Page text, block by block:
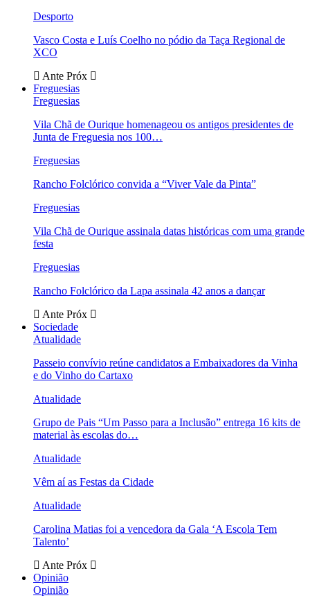
Desporto
Vasco Costa e Luís Coelho no pódio da Taça Regional de
XCO
Ante Próx
Freguesias
Freguesias
Vila Chã de Ourique homenageou os antigos presidentes de
Junta de Freguesia nos 100…
Freguesias
Rancho Folclórico convida a “Viver Vale da Pinta”
Freguesias
Vila Chã de Ourique assinala datas históricas com uma grande
festa
Freguesias
Rancho Folclórico da Lapa assinala 42 anos a dançar
Ante Próx
Sociedade
Atualidade
Passeio convívio reúne candidatos a Embaixadores da Vinha
e do Vinho do Cartaxo
Atualidade
Grupo de Pais “Um Passo para a Inclusão” entrega 16 kits de
material às escolas do…
Atualidade
Vêm aí as Festas da Cidade
Atualidade
Carolina Matias foi a vencedora da Gala ‘A Escola Tem
Talento’
Ante Próx
Opinião
Opinião